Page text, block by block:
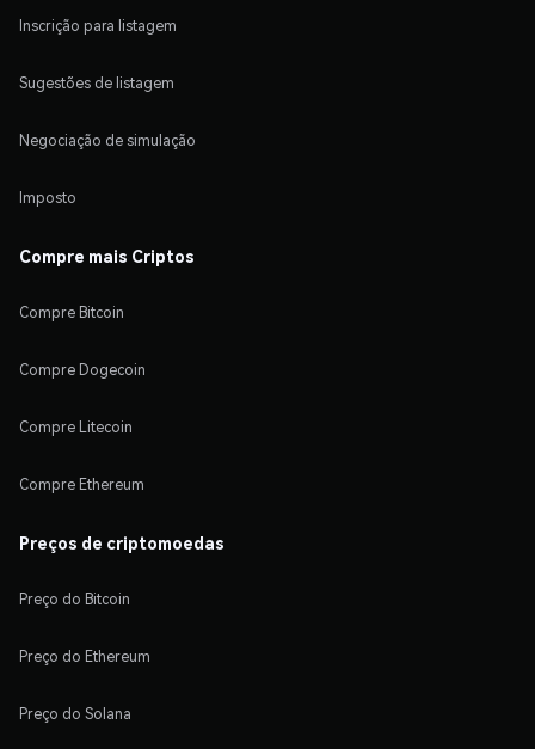
Inscrição para listagem
Sugestões de listagem
Negociação de simulação
Imposto
Compre mais Criptos
Compre Bitcoin
Compre Dogecoin
Compre Litecoin
Compre Ethereum
Preços de criptomoedas
Preço do Bitcoin
Preço do Ethereum
Preço do Solana